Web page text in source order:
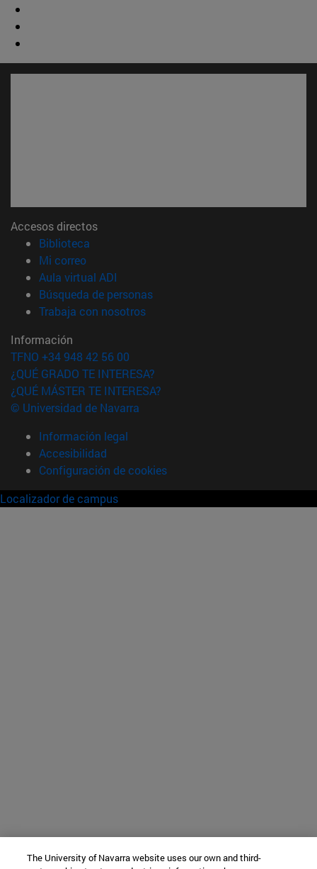
Accesos directos
Biblioteca
Mi correo(abre en nueva ventana)
Aula virtual ADI
Búsqueda de personas(abre en nueva ventana)
Trabaja con nosotros(abre en nueva ventana)
Información
TFNO +34 948 42 56 00
¿QUÉ GRADO TE INTERESA?
¿QUÉ MÁSTER TE INTERESA?
© Universidad de Navarra
Información legal
Accesibilidad
Configuración de cookies
Localizador de campus
The University of Navarra website uses our own and third-